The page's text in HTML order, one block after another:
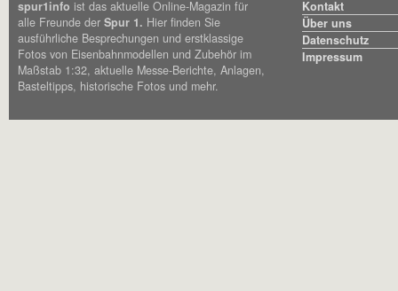
spur1info ist das aktuelle Online-Magazin für
alle Freunde der Spur 1. Hier finden Sie
ausführliche Besprechungen und erstklassige
Fotos von Eisenbahnmodellen und Zubehör im
Maßstab 1:32, aktuelle Messe-Berichte, Anlagen,
Basteltipps, historische Fotos und mehr.
Kontakt
Über uns
Datenschutz
Impressum